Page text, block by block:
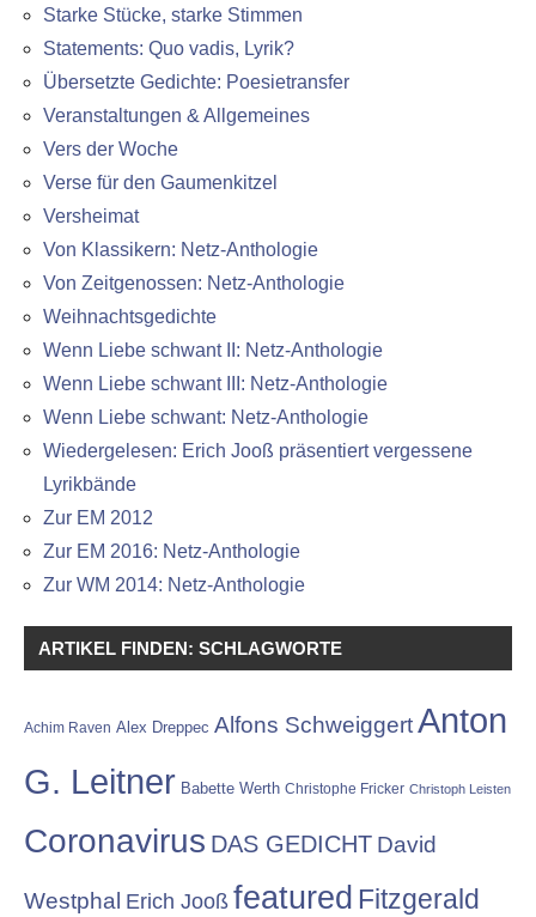
Starke Stücke, starke Stimmen
Statements: Quo vadis, Lyrik?
Übersetzte Gedichte: Poesietransfer
Veranstaltungen & Allgemeines
Vers der Woche
Verse für den Gaumenkitzel
Versheimat
Von Klassikern: Netz-Anthologie
Von Zeitgenossen: Netz-Anthologie
Weihnachtsgedichte
Wenn Liebe schwant II: Netz-Anthologie
Wenn Liebe schwant III: Netz-Anthologie
Wenn Liebe schwant: Netz-Anthologie
Wiedergelesen: Erich Jooß präsentiert vergessene
Lyrikbände
Zur EM 2012
Zur EM 2016: Netz-Anthologie
Zur WM 2014: Netz-Anthologie
ARTIKEL FINDEN: SCHLAGWORTE
Achim Raven Alex Dreppec Alfons SchweiggertAnton
G. Leitner Babette Werth Christophe Fricker Christoph Leisten
Coronavirus DAS GEDICHT David
Westphal Erich Jooß featured Fitzgerald